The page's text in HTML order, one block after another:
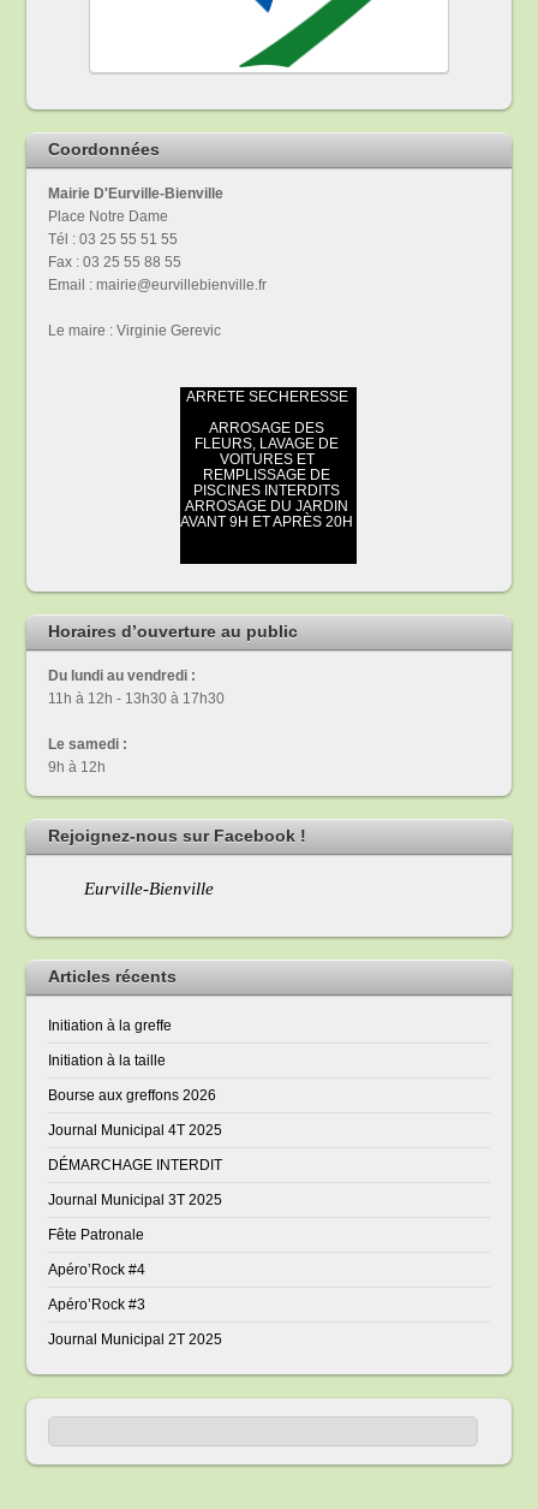
Coordonnées
Mairie D'Eurville-Bienville
Place Notre Dame
Tél : 03 25 55 51 55
Fax : 03 25 55 88 55
Email : mairie@eurvillebienville.fr
Le maire : Virginie Gerevic
Horaires d’ouverture au public
Du lundi au vendredi :
11h à 12h - 13h30 à 17h30
Le samedi :
9h à 12h
Rejoignez-nous sur Facebook !
Eurville-Bienville
Articles récents
Initiation à la greffe
Initiation à la taille
Bourse aux greffons 2026
Journal Municipal 4T 2025
DÉMARCHAGE INTERDIT
Journal Municipal 3T 2025
Fête Patronale
Apéro’Rock #4
Apéro’Rock #3
Journal Municipal 2T 2025